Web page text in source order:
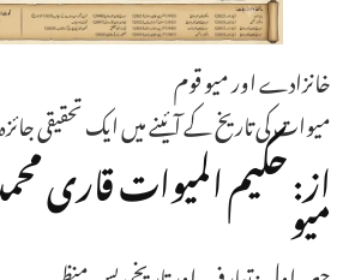
خانزادے اور میو قوم
میوات کی تاریخ کے آئینے میں ایک تحقیقی جائزہ
از: حکیم المیوات قاری
میو